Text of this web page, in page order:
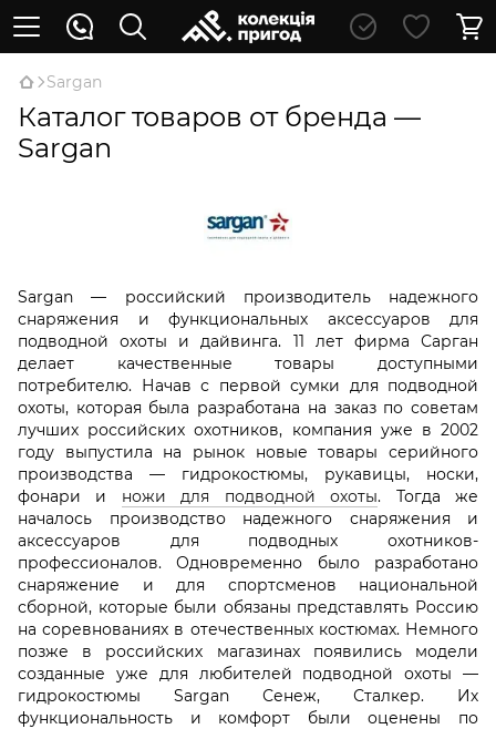
Sargan
Каталог товаров от бренда —
Sargan
Sargan — российский производитель надежного
снаряжения и функциональных аксессуаров для
подводной охоты и дайвинга. 11 лет фирма Сарган
делает качественные товары доступными
потребителю. Начав с первой сумки для подводной
охоты, которая была разработана на заказ по советам
лучших российских охотников, компания уже в 2002
году выпустила на рынок новые товары серийного
производства — гидрокостюмы, рукавицы, носки,
фонари и ножи для подводной охоты. Тогда же
началось производство надежного снаряжения и
аксессуаров для подводных охотников-
профессионалов. Одновременно было разработано
снаряжение и для спортсменов национальной
сборной, которые были обязаны представлять Россию
на соревнованиях в отечественных костюмах. Немного
позже в российских магазинах появились модели
созданные уже для любителей подводной охоты —
гидрокостюмы Sargan Сенеж, Сталкер. Их
функциональность и комфорт были оценены по